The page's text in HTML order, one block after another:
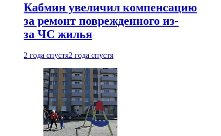
Кабмин увеличил компенсацию
за ремонт поврежденного из-
за ЧС жилья
2 года спустя2 года спустя